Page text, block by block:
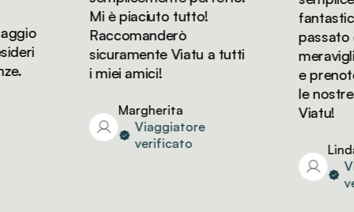
Mi è piaciuto tutto!
Raccomanderò
sicuramente Viatu a tutti
i miei amici!
Margherita
Viaggiatore
verificato
passato
e
le nostre
Viatu!
Linda